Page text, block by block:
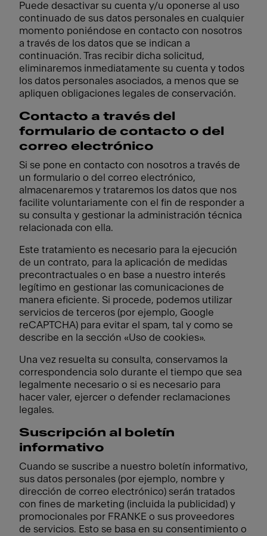
Puede desactivar su cuenta y/u oponerse al uso
continuado de sus datos personales en cualquier
momento poniéndose en contacto con nosotros
a través de los datos que se indican a
continuación. Tras recibir dicha solicitud,
eliminaremos inmediatamente su cuenta y todos
los datos personales asociados, a menos que se
apliquen obligaciones legales de conservación.
Contacto a través del
formulario de contacto o del
correo electrónico
Si se pone en contacto con nosotros a través de
un formulario o del correo electrónico,
almacenaremos y trataremos los datos que nos
facilite voluntariamente con el fin de responder a
su consulta y gestionar la administración técnica
relacionada con ella.
Este tratamiento es necesario para la ejecución
de un contrato, para la aplicación de medidas
precontractuales o en base a nuestro interés
legítimo en gestionar las comunicaciones de
manera eficiente. Si procede, podemos utilizar
servicios de terceros (por ejemplo, Google
reCAPTCHA) para evitar el spam, tal y como se
describe en la sección «Uso de cookies».
Una vez resuelta su consulta, conservamos la
correspondencia solo durante el tiempo que sea
legalmente necesario o si es necesario para
hacer valer, ejercer o defender reclamaciones
legales.
Suscripción al boletín
informativo
Cuando se suscribe a nuestro boletín informativo,
sus datos personales (por ejemplo, nombre y
dirección de correo electrónico) serán tratados
con fines de marketing (incluida la publicidad) y
promocionales por FRANKE o sus proveedores
de servicios. Esto se basa en su consentimiento o